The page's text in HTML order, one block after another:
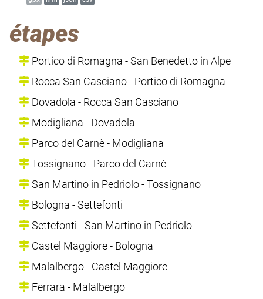
étapes
Portico di Romagna - San Benedetto in Alpe
Rocca San Casciano - Portico di Romagna
Dovadola - Rocca San Casciano
Modigliana - Dovadola
Parco del Carnè - Modigliana
Tossignano - Parco del Carnè
San Martino in Pedriolo - Tossignano
Bologna - Settefonti
Settefonti - San Martino in Pedriolo
Castel Maggiore - Bologna
Malalbergo - Castel Maggiore
Ferrara - Malalbergo